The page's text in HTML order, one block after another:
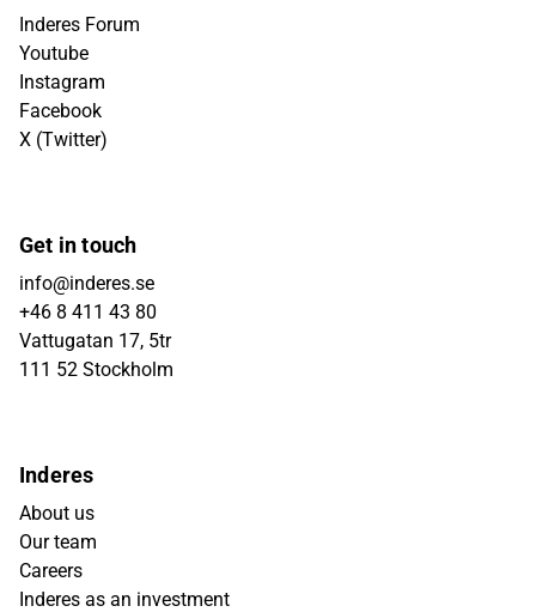
Inderes Forum
Youtube
Instagram
Facebook
X (Twitter)
Get in touch
info@inderes.se
+46 8 411 43 80
Vattugatan 17, 5tr
111 52 Stockholm
Inderes
About us
Our team
Careers
Inderes as an investment